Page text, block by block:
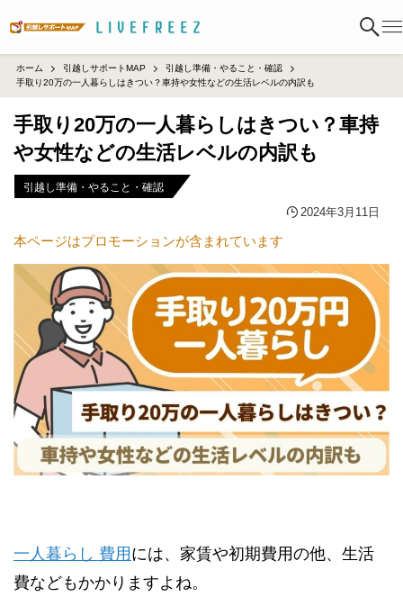
ホーム 引越しサポートMAP
引越し準備・やること・確認
手取り20万の一人暮らしはきつい？車持や女性などの生活レベルの内訳も
手取り20万の一人暮らしはきつい？車持
や女性などの生活レベルの内訳も
引越し準備・やること・確認
2024年3月11日
本ページはプロモーションが含まれています
一人暮らし 費用 には、家賃や初期費用の他、生活
費などもかかりますよね。